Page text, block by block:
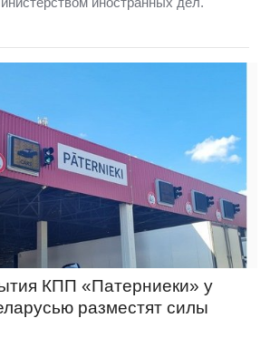
КПП «Патерниеки» у
разместят силы